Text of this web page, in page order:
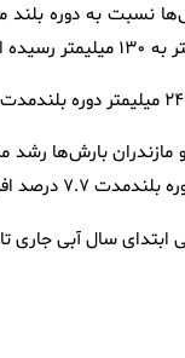
افزایش یافته است.
اردیبهشت ماه ۱۴۰۴ در ۲۸ استان منفی شده است.